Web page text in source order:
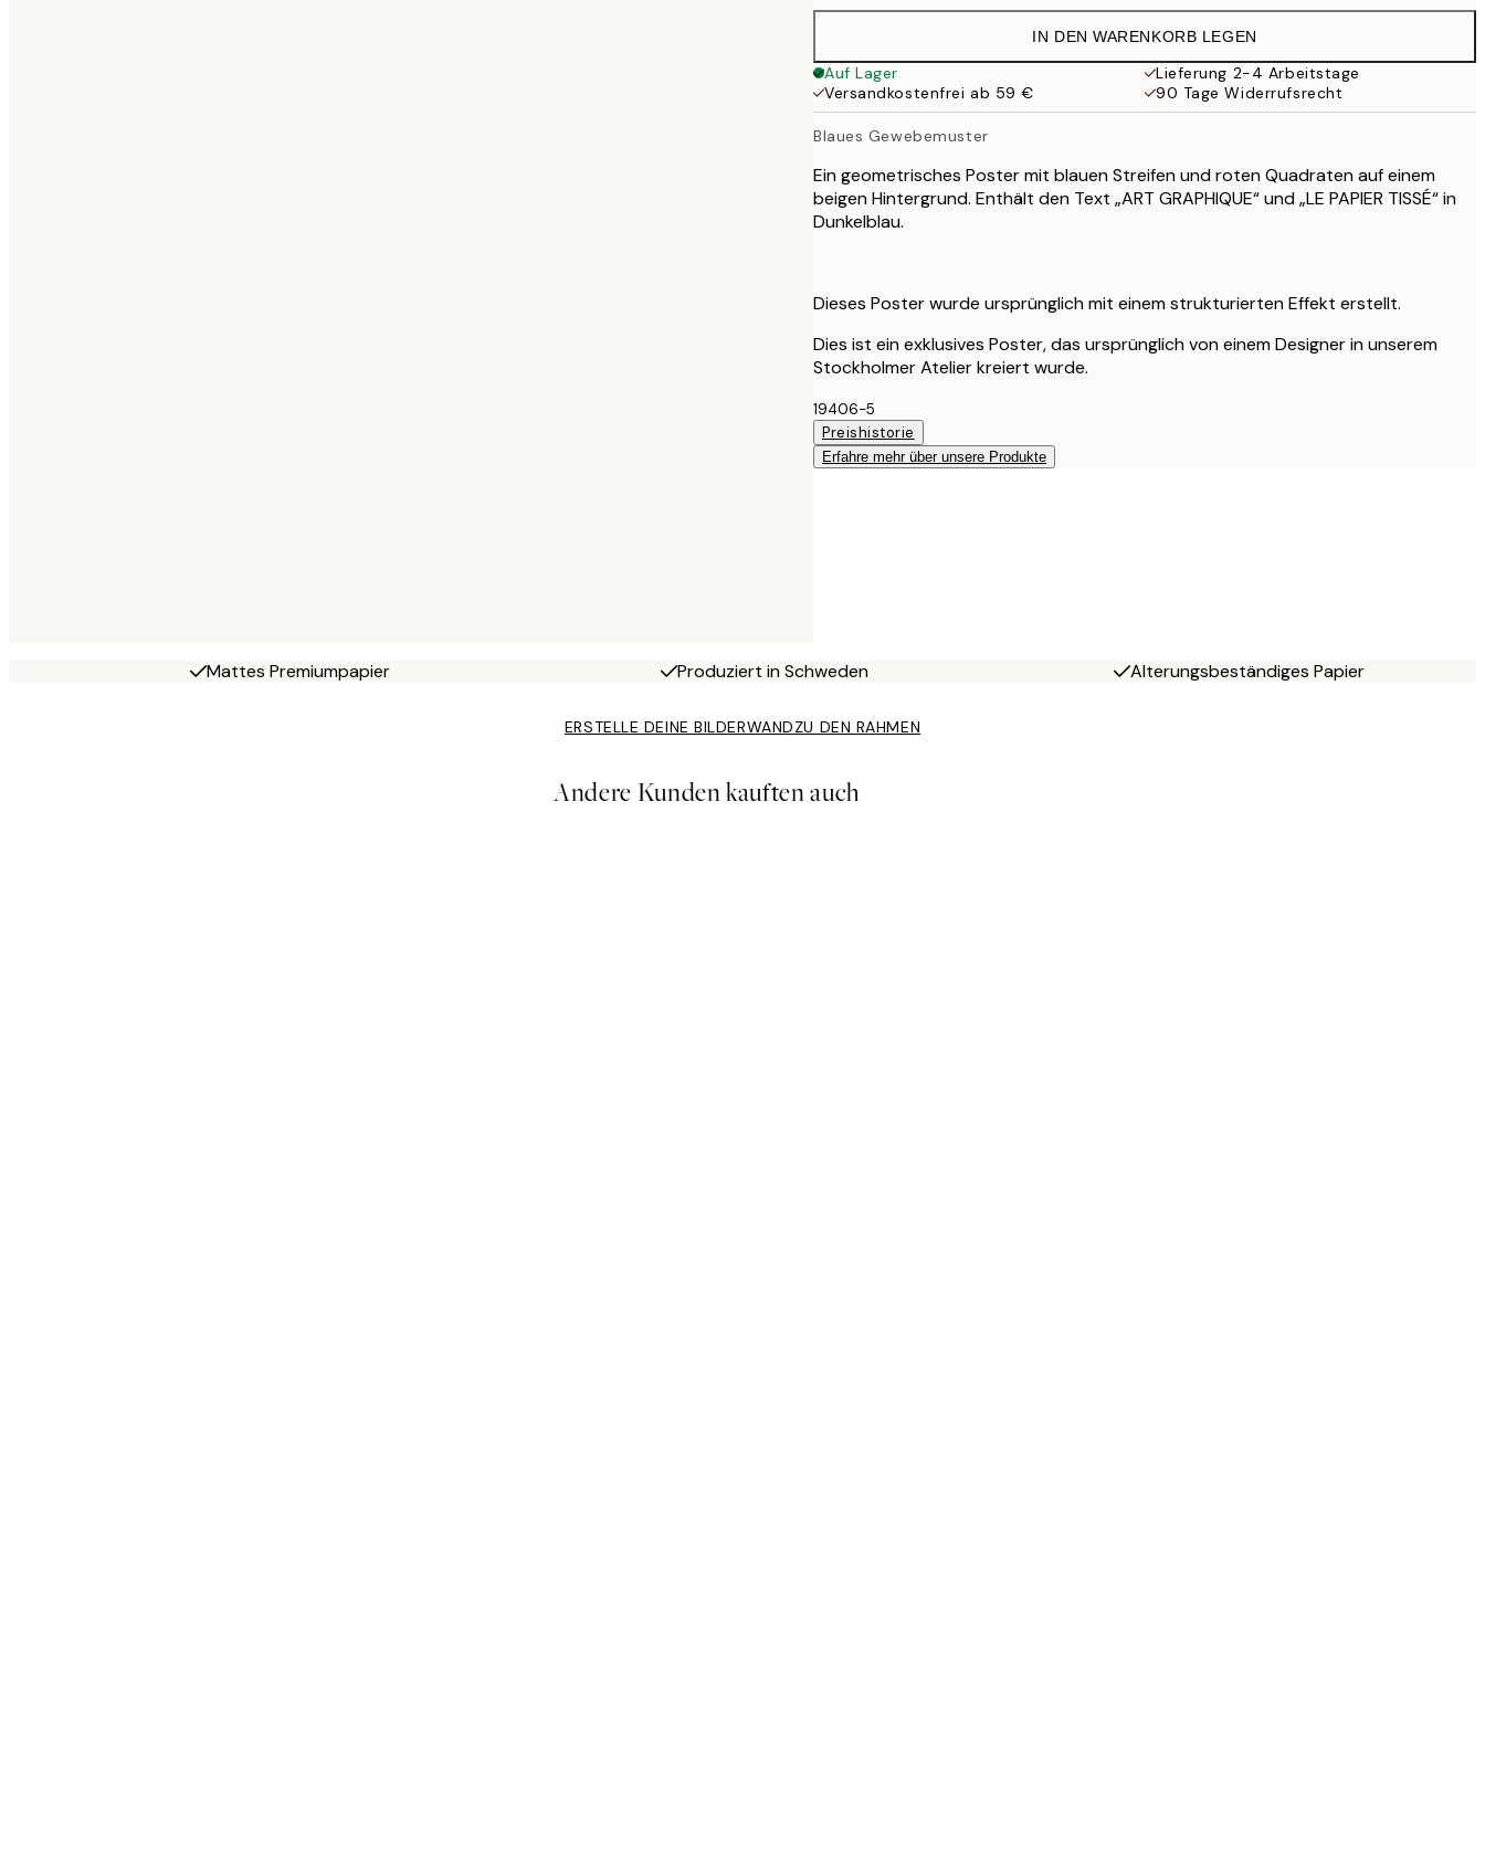
32,45 €
IN DEN WARENKORB LEGEN
Auf Lager
Lieferung 2-4 Arbeitstage
Versandkostenfrei ab 59 €
90 Tage Widerrufsrecht
Blaues Gewebemuster
Ein geometrisches Poster mit blauen Streifen und roten Quadraten auf einem
beigen Hintergrund. Enthält den Text „ART GRAPHIQUE“ und „LE PAPIER TISSÉ“ in
Dunkelblau.
Dieses Poster wurde ursprünglich mit einem strukturierten Effekt erstellt.
Dies ist ein exklusives Poster, das ursprünglich von einem Designer in unserem
Stockholmer Atelier kreiert wurde.
19406-5
Preishistorie
Erfahre mehr über unsere Produkte
Mattes Premiumpapier Produziert in Schweden Alterungsbeständiges Papier
ERSTELLE DEINE BILDERWANDZU DEN RAHMEN
Andere Kunden kauften auch